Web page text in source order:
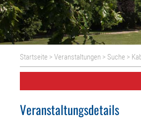
Startseite >Veranstaltungen > Suche >
Veranstaltungsdetails